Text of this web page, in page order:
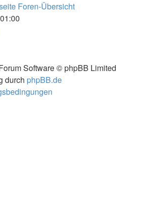
Foren-Übersicht
Software © phpBB Limited
durch phpBB.de